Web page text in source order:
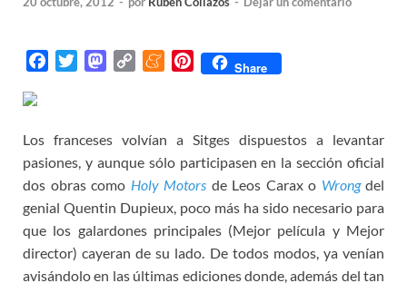
b
o
o
k
t
e
r
M
o
d
o
n
L
i
n
k
M
a
m
e
P
e
r
e
s
t
Share
Los franceses volvían a Sitges dispuestos a levantar
pasiones, y aunque sólo participasen en la sección oficial
dos obras como Holy Motors de Leos Carax o Wrongdel
genial Quentin Dupieux, poco más ha sido necesario para
que los galardones principales (Mejor película y Mejor
director) cayeran de su lado. De todos modos, ya venían
avisándolo en las últimas ediciones donde, además del tan